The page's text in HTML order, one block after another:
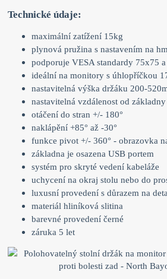
Technické údaje:
maximální zatížení 15kg
plynová pružina s nastavením na
podporuje VESA standardy 75x75
ideální na monitory s úhlopříčkou
nastavitelná výška držáku 200-
nastavitelná vzdálenost od
otáčení do stran +/- 180°
naklápění +85° až -30°
funkce pivot +/- 360° - obrazovka
základna je osazena USB portem
systém pro skryté vedení kabeláže
uchycení na okraj stolu nebo do
luxusní provedení s důrazem na
materiál hliníková slitina
barevné provedení černé
záruka 5 let